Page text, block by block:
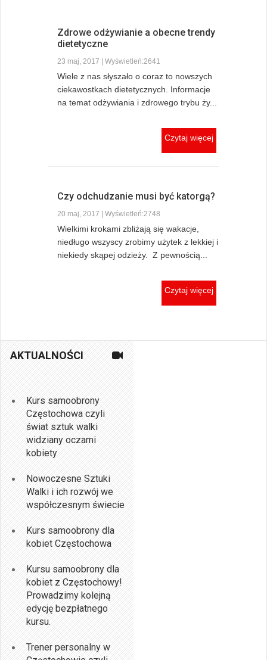
Zdrowe odżywianie a obecne trendy
dietetyczne
23 maj, 2017 | Wyświetleń:2641
Wiele z nas słyszało o coraz to nowszych
ciekawostkach dietetycznych. Informacje
na temat odżywiania i zdrowego trybu ży...
Czytaj więcej
Czy odchudzanie musi być katorgą?
20 maj, 2017 | Wyświetleń:2748
Wielkimi krokami zbliżają się wakacje,
niedługo wszyscy zrobimy użytek z lekkiej i
niekiedy skąpej odzieży. Z pewnością...
Czytaj więcej
AKTUALNOŚCI
Kurs samoobrony
Częstochowa czyli
świat sztuk walki
widziany oczami
kobiety
Nowoczesne Sztuki
Walki i ich rozwój we
współczesnym świecie
Kurs samoobrony dla
kobiet Częstochowa
Kursu samoobrony dla
kobiet z Częstochowy!
Prowadzimy kolejną
edycję bezpłatnego
kursu.
Trener personalny w